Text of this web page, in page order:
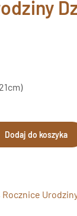
Dodaj do koszyka
Rocznice